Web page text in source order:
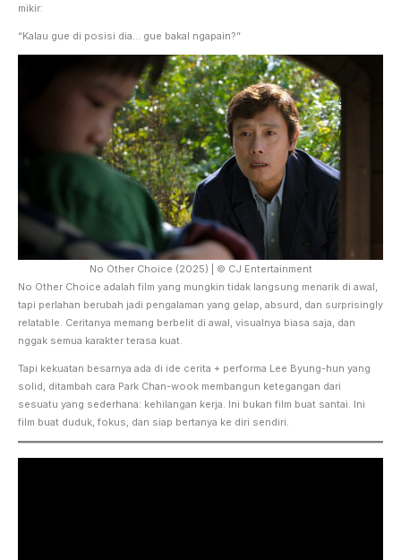
mikir:
“Kalau gue di posisi dia… gue bakal ngapain?”
No Other Choice (2025) | © CJ Entertainment
No Other Choice adalah film yang mungkin tidak langsung menarik di awal,
tapi perlahan berubah jadi pengalaman yang gelap, absurd, dan surprisingly
relatable. Ceritanya memang berbelit di awal, visualnya biasa saja, dan
nggak semua karakter terasa kuat.
Tapi kekuatan besarnya ada di ide cerita + performa Lee Byung-hun yang
solid, ditambah cara Park Chan-wook membangun ketegangan dari
sesuatu yang sederhana: kehilangan kerja. Ini bukan film buat santai. Ini
film buat duduk, fokus, dan siap bertanya ke diri sendiri.